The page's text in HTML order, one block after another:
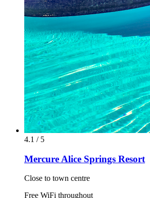
4.1 / 5
Mercure Alice Springs Resort
Close to town centre
Free WiFi throughout